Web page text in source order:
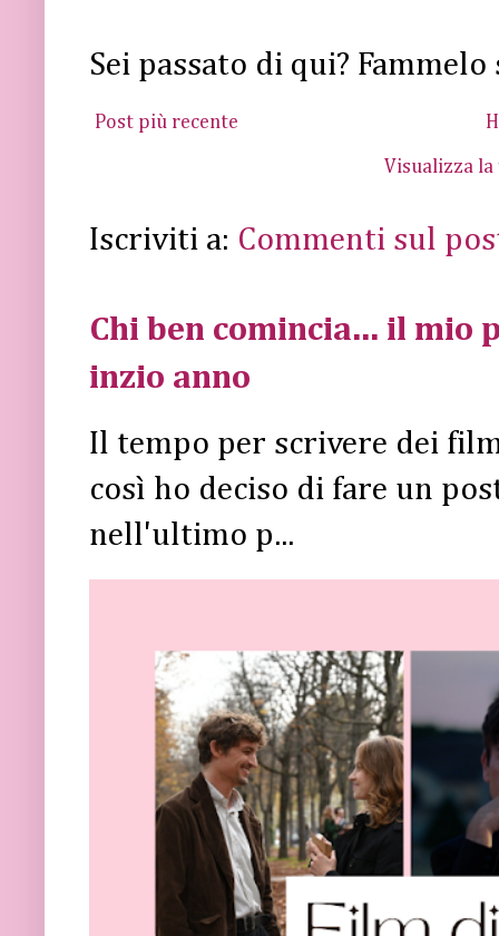
Sei passato di qui?
Post più recente
Visualizza
Iscriviti a: Commenti sul
Chi ben comincia... il
inzio anno
Il tempo per scrivere dei
così ho deciso di fare un
nell'ultimo p...